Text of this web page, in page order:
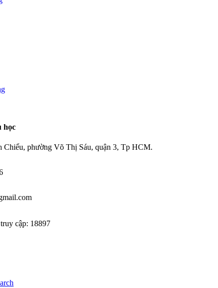
học
Chiểu, phường Võ Thị Sáu, quận 3, Tp HCM.
cập: 18897